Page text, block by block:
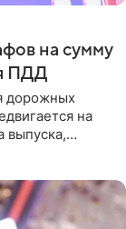
на сумму
ПДД
дорожных
на
выпуска,